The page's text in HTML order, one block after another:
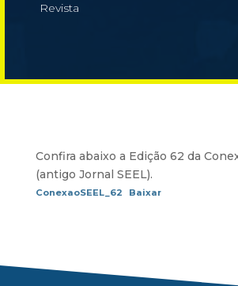
Revista
Confira abaixo a Edição 62 da
(antigo Jornal SEEL).
ConexaoSEEL_62 Baixar